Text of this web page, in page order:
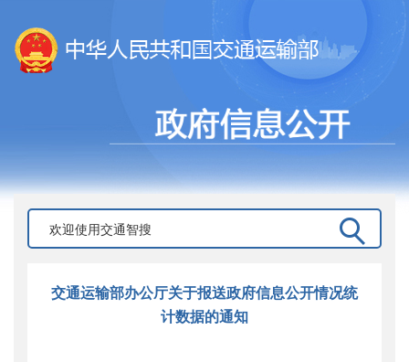
交通运输部办公厅关于报送政府信息公开情况统
计数据的通知